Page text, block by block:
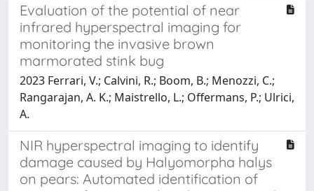
Evaluation of the potential of near
infrared hyperspectral imaging for
monitoring the invasive brown
marmorated stink bug
2023 Ferrari, V.; Calvini, R.; Boom, B.; Menozzi, C.;
Rangarajan, A. K.; Maistrello, L.; Offermans, P.; Ulrici,
A.
NIR hyperspectral imaging to identify
damage caused by Halyomorpha halys
on pears: Automated identification of